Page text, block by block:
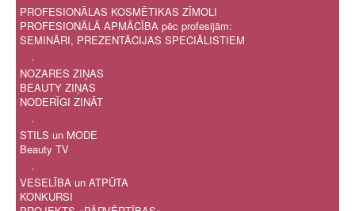
PROFESIONĀLAS KOSMĒTIKAS ZĪMOLI
PROFESIONĀLĀ APMĀCĪBA pēc profesijām:
SEMINĀRI, PREZENTĀCIJAS SPECIĀLISTIEM
.
NOZARES ZIŅAS
BEAUTY ZIŅAS
NODERĪGI ZINĀT
.
STILS un MODE
Beauty TV
.
VESELĪBA un ATPŪTA
KONKURSI